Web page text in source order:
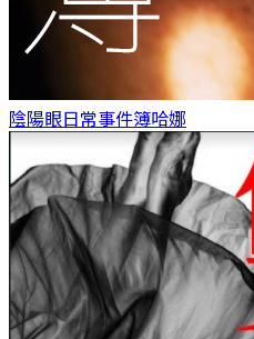
陰陽眼日常事件簿哈娜